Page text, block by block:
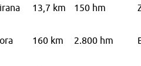
13,7 km 150 hm
160 km 2.800 hm